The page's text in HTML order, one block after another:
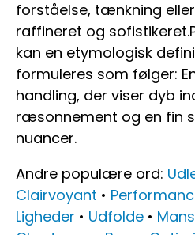
forståelse, tænkning
raffineret og
kan en etymologisk
formuleres som følger:
handling, der viser dyb
ræsonnement og en fin
nuancer.
Andre populære ord:
Clairvoyant •
Ligheder • Udfolde •